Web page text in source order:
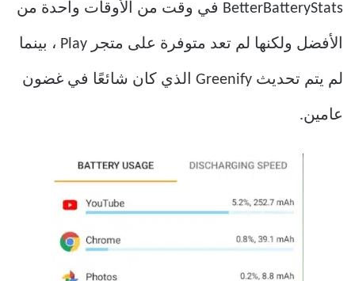
BetterBatteryStats في وقت من الأوقات واحدة من
الأفضل ولكنها لم تعد متوفرة على متجر Play ، بينما
لم يتم تحديث Greenify الذي كان شائعًا في غضون
عامين.